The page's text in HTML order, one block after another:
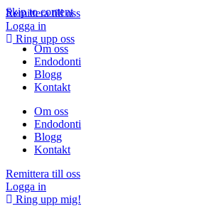
Skip to content
Remittera till oss
Logga in
Ring upp oss
Om oss
Endodonti
Blogg
Kontakt
Om oss
Endodonti
Blogg
Kontakt
Remittera till oss
Logga in
Ring upp mig!